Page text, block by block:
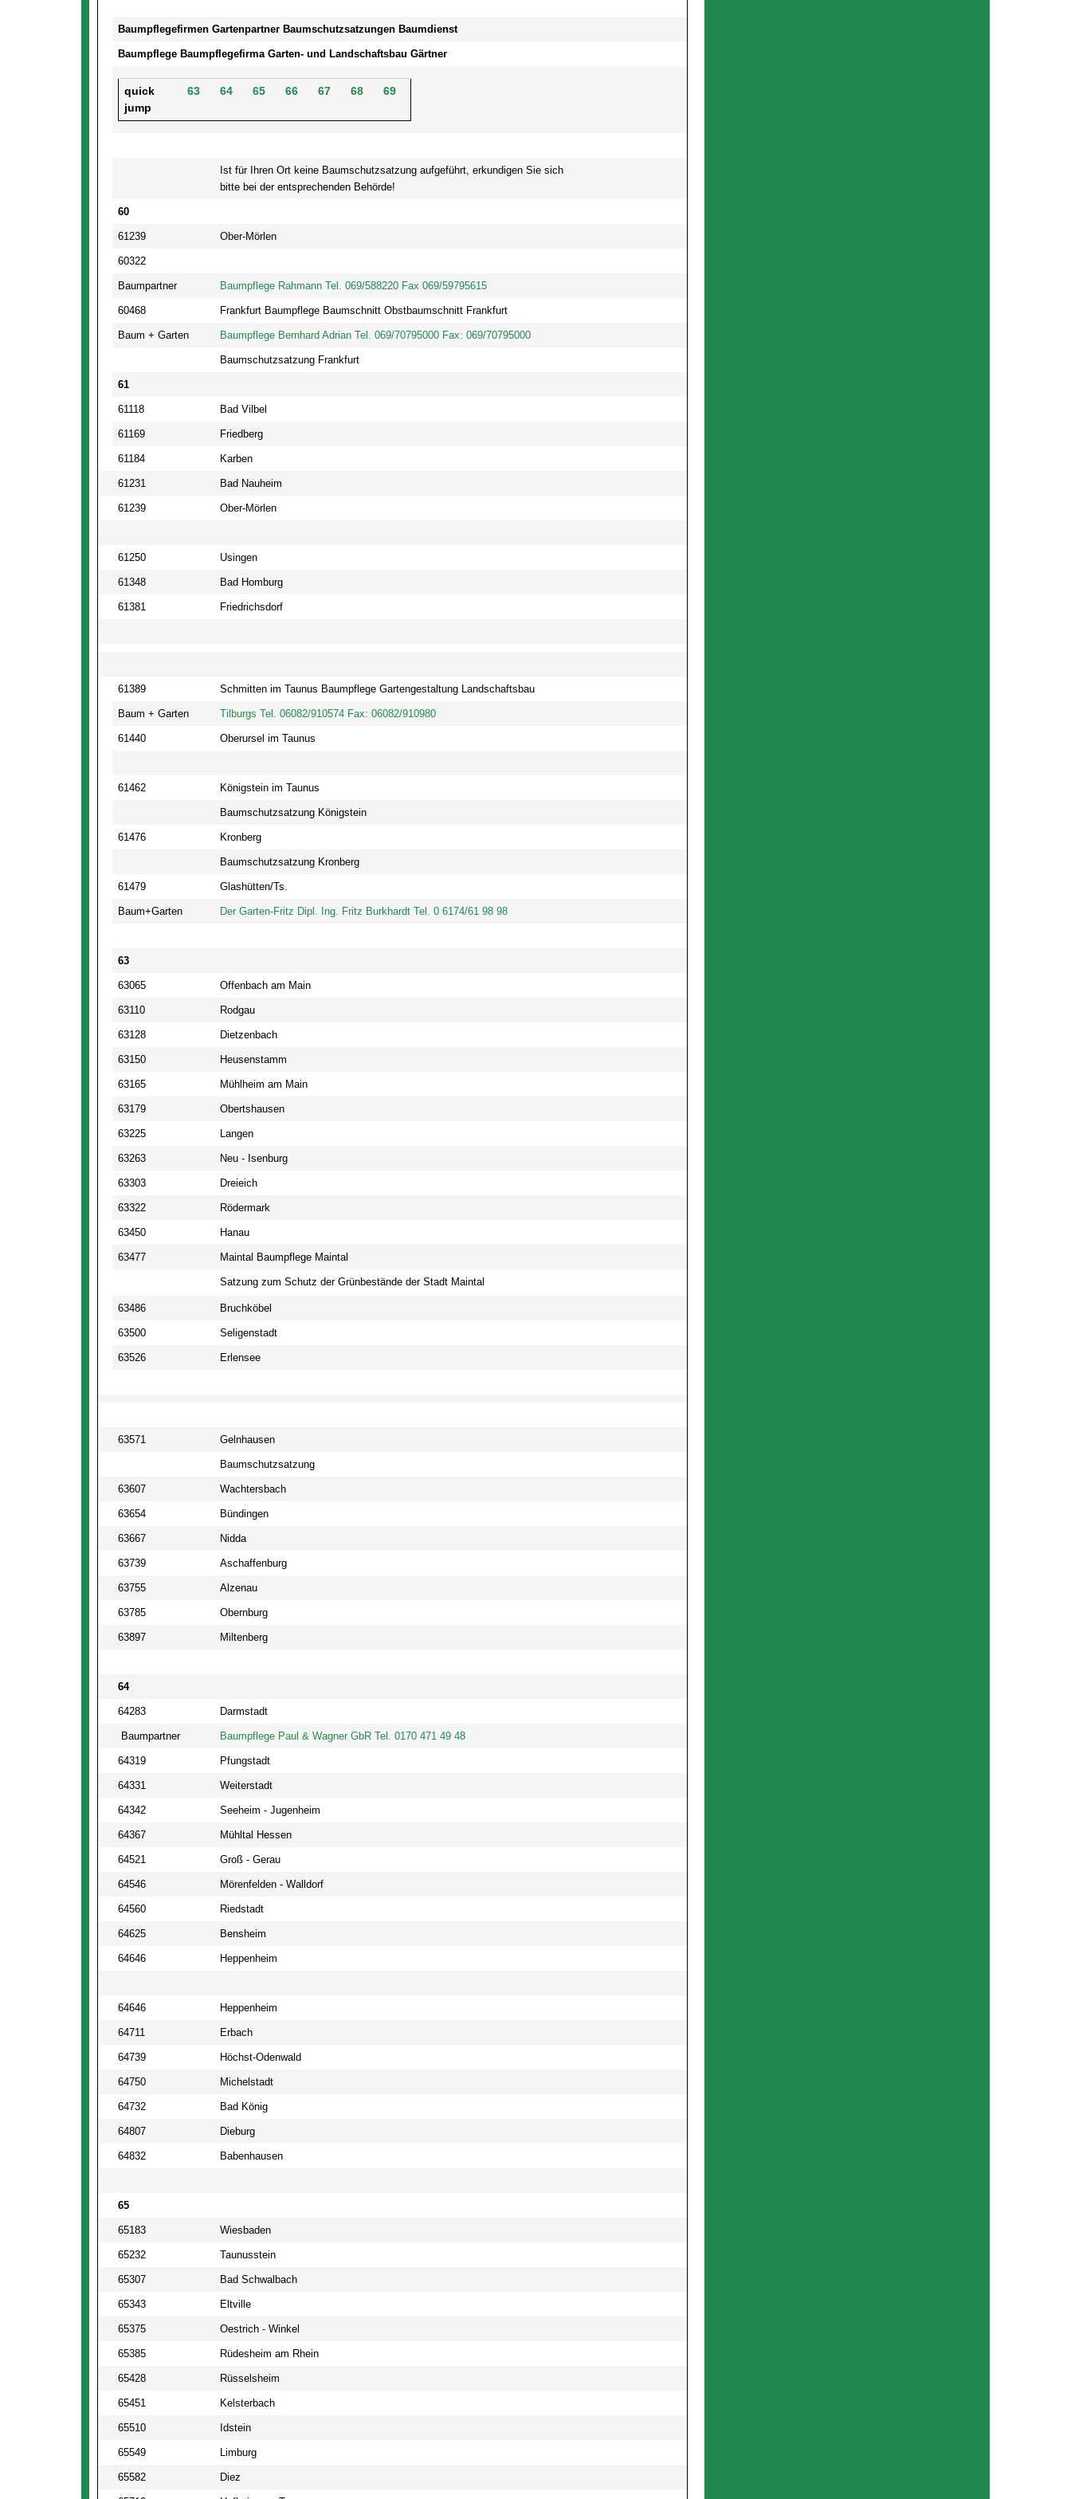
Baumpflegefirmen Gartenpartner Baumschutzsatzungen Baumdienst
Baumpflege Baumpflegefirma Garten- und Landschaftsbau Gärtner
quick
jump
63 64 65 66 67 68 69
Ist für Ihren Ort keine Baumschutzsatzung aufgeführt, erkundigen Sie sich
bitte bei der entsprechenden Behörde!
60
61239 Ober-Mörlen
60322
Baumpartner Baumpflege Rahmann Tel. 069/588220 Fax 069/59795615
60468 Frankfurt Baumpflege Baumschnitt Obstbaumschnitt Frankfurt
Baum + Garten Baumpflege Bernhard Adrian Tel. 069/70795000 Fax: 069/70795000
Baumschutzsatzung Frankfurt
61
61118 Bad Vilbel
61169 Friedberg
61184 Karben
61231 Bad Nauheim
61239 Ober-Mörlen
61250 Usingen
61348 Bad Homburg
61381 Friedrichsdorf
61389 Schmitten im Taunus Baumpflege Gartengestaltung Landschaftsbau
Baum + Garten Tilburgs Tel. 06082/910574 Fax: 06082/910980
61440 Oberursel im Taunus
61462 Königstein im Taunus
Baumschutzsatzung Königstein
61476 Kronberg
Baumschutzsatzung Kronberg
61479 Glashütten/Ts.
Baum+Garten Der Garten-Fritz Dipl. Ing. Fritz Burkhardt Tel. 0 6174/61 98 98
63
63065 Offenbach am Main
63110 Rodgau
63128 Dietzenbach
63150 Heusenstamm
63165 Mühlheim am Main
63179 Obertshausen
63225 Langen
63263 Neu - Isenburg
63303 Dreieich
63322 Rödermark
63450 Hanau
63477 Maintal Baumpflege Maintal
Satzung zum Schutz der Grünbestände der Stadt Maintal
63486 Bruchköbel
63500 Seligenstadt
63526 Erlensee
63571 Gelnhausen
Baumschutzsatzung
63607 Wachtersbach
63654 Bündingen
63667 Nidda
63739 Aschaffenburg
63755 Alzenau
63785 Obernburg
63897 Miltenberg
64
64283 Darmstadt
Baumpartner Baumpflege Paul & Wagner GbR Tel. 0170 471 49 48
64319 Pfungstadt
64331 Weiterstadt
64342 Seeheim - Jugenheim
64367 Mühltal Hessen
64521 Groß - Gerau
64546 Mörenfelden - Walldorf
64560 Riedstadt
64625 Bensheim
64646 Heppenheim
64646 Heppenheim
64711 Erbach
64739 Höchst-Odenwald
64750 Michelstadt
64732 Bad König
64807 Dieburg
64832 Babenhausen
65
65183 Wiesbaden
65232 Taunusstein
65307 Bad Schwalbach
65343 Eltville
65375 Oestrich - Winkel
65385 Rüdesheim am Rhein
65428 Rüsselsheim
65451 Kelsterbach
65510 Idstein
65549 Limburg
65582 Diez